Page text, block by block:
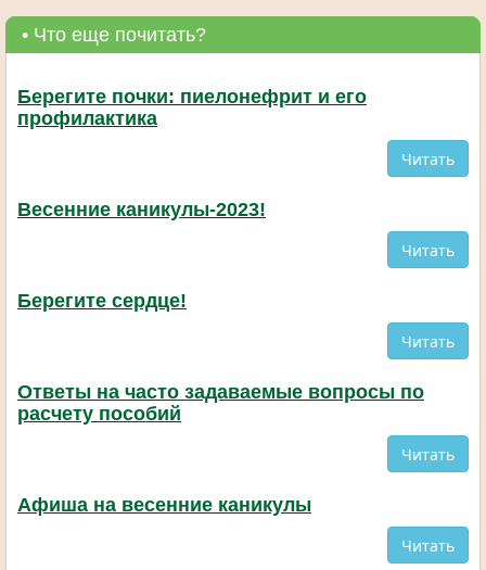
• Что еще почитать?
Берегите почки: пиелонефрит и его
профилактика
Читать
Весенние каникулы-2023!
Читать
Берегите сердце!
Читать
Ответы на часто задаваемые вопросы по
расчету пособий
Читать
Афиша на весенние каникулы
Читать